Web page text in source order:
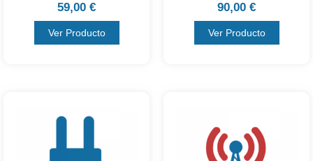
59,00 €
Ver Producto
90,00 €
Ver Producto